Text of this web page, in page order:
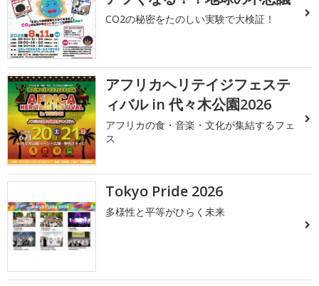
CO2の秘密をたのしい実験で大検証！
アフリカヘリテイジフェステ
ィバル in 代々木公園2026
アフリカの食・音楽・文化が集結するフェ
ス
Tokyo Pride 2026
多様性と平等がひらく未来